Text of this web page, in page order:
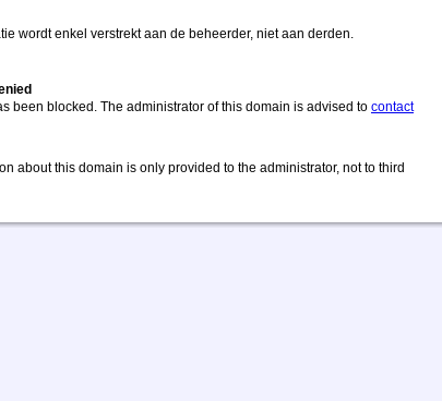
wordt enkel verstrekt aan de beheerder, niet aan derden.
been blocked. The administrator of this domain is advised to contact
about this domain is only provided to the administrator, not to third